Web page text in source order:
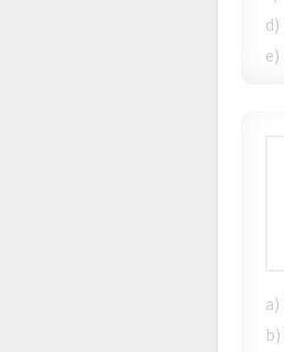
d)
e)
a)
b)